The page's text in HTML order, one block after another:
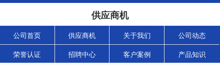
供应商机
公司首页 供应商机 关于我们 公司动态
荣誉认证 招聘中心 客户案例 产品知识